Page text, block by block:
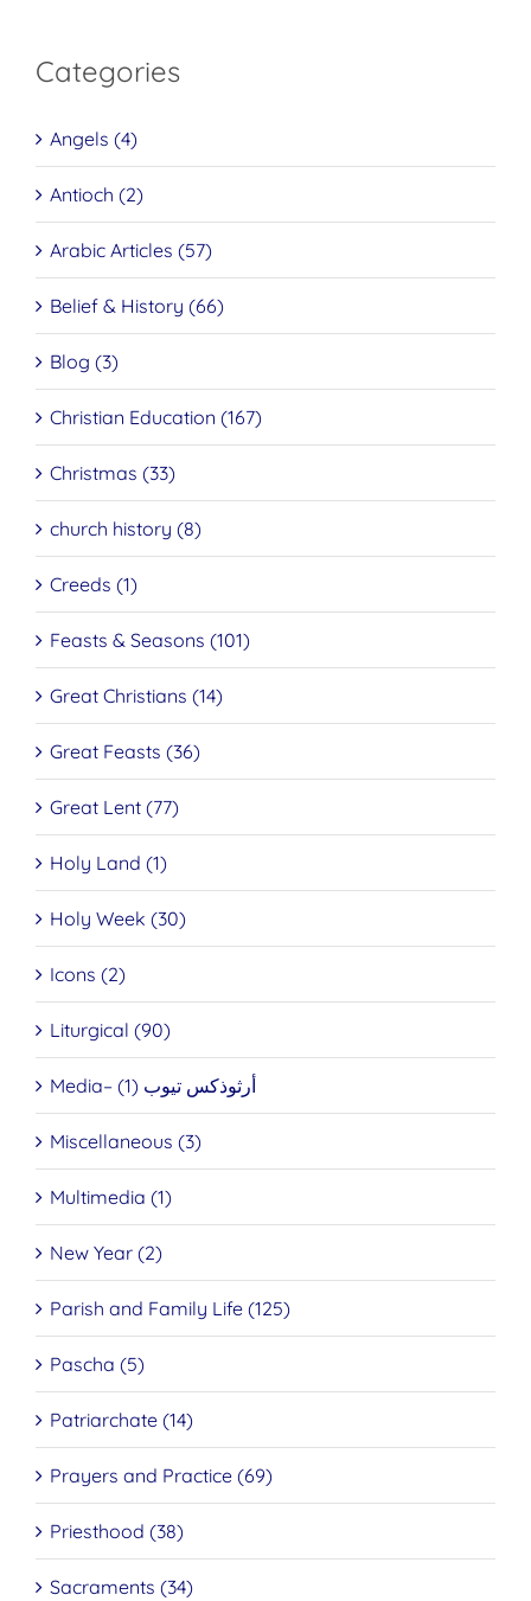
Categories
Angels (4)
Antioch (2)
Arabic Articles (57)
Belief & History (66)
Blog (3)
Christian Education (167)
Christmas (33)
church history (8)
Creeds (1)
Feasts & Seasons (101)
Great Christians (14)
Great Feasts (36)
Great Lent (77)
Holy Land (1)
Holy Week (30)
Icons (2)
Liturgical (90)
Media– أرثوذكس تيوب (1)
Miscellaneous (3)
Multimedia (1)
New Year (2)
Parish and Family Life (125)
Pascha (5)
Patriarchate (14)
Prayers and Practice (69)
Priesthood (38)
Sacraments (34)